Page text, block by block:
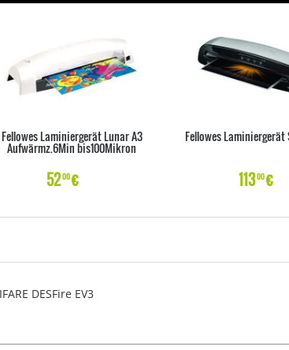
Fellowes Laminiergerät Lunar A3
Aufwärmz.6Min bis100Mikron
5200€
Fellowes
11300€
DESFire EV3